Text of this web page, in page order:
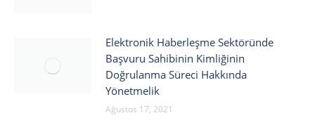
Elektronik Haberleşme Sektöründe
Başvuru Sahibinin Kimliğinin
Doğrulanma Süreci Hakkında
Yönetmelik
Ağustos 17, 2021